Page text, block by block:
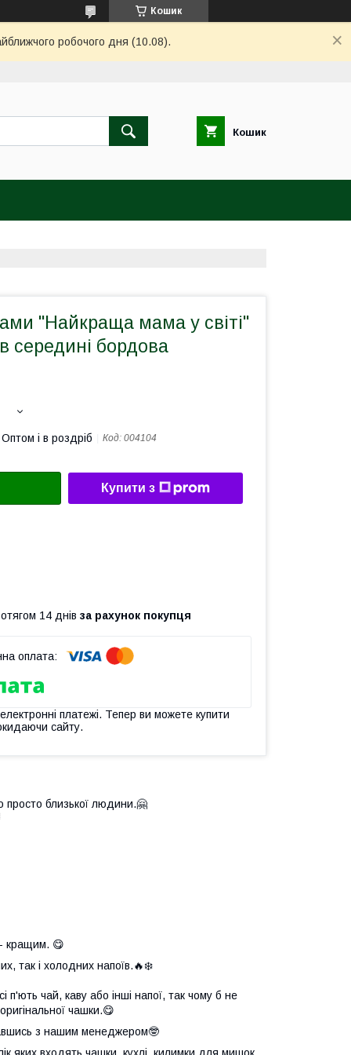
Кошик
робочого дня (10.08).
Кошик
"Найкраща мама у світі"
середині бордова
Оптом і в роздріб Код: 004104
Купити з
14 днів за рахунок покупця
платежі. Тепер ви можете купити
сайту.
близької людини.🤗
кращим. 😋
так і холодних напоїв.🔥❄️
чай, каву або інші напої, так чому б не
чашки.😋
з нашим менеджером🤓
яких входять чашки, кухлі, килимки для мишок,